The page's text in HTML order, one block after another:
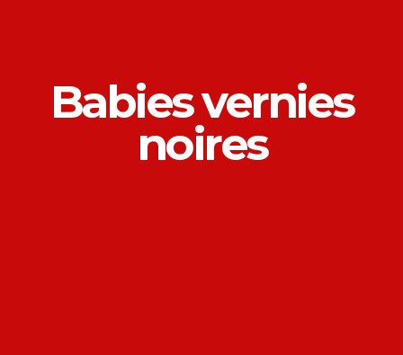
Babies vernies
noires